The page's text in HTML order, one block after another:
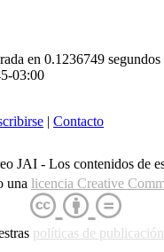
en 0.1236749
03:00
| Contacto
JAI - Los contenidos de
una licencia Creative
políticas de